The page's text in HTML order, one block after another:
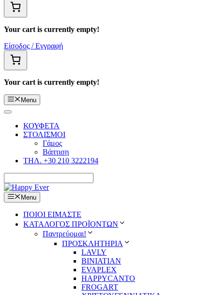
Your cart is currently empty!
Είσοδος / Εγγραφή
Your cart is currently empty!
Menu
ΚΟΥΦΕΤΑ
ΣΤΟΛΙΣΜΟΙ
Γάμος
Βάπτιση
ΤΗΛ. +30 210 3222194
Menu
ΠΟΙΟΙ ΕΙΜΑΣΤΕ
ΚΑΤΑΛΟΓΟΣ ΠΡΟΪΟΝΤΩΝ
Παντρεύομαι!
ΠΡΟΣΚΛΗΤΗΡΙΑ
LAVLY
BINIATIAN
EVAPLEX
HAPPYCANTO
FROGART